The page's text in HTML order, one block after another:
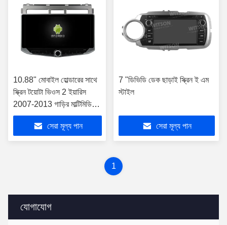
যোগাযোগ
10.88" মোবাইল হোল্ডারের সাথে
স্ক্রিন টয়োটা ভিওস 2 ইয়ারিস
2007-2013 গাড়ির মাল্টিমিডিয়া
স্টেরিও জিপিএস কারপ্লে প্লেয়ারের
সেরা মূল্য পান
7 "ডিভিডি ডেক ছাড়াই স্ক্রিন ই এম
স্টাইল
সেরা মূল্য পান
1